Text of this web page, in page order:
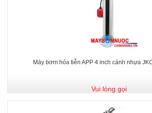
Máy bơm hỏa tiễn APP 4 inch cánh nhựa
Vui lòng gọi